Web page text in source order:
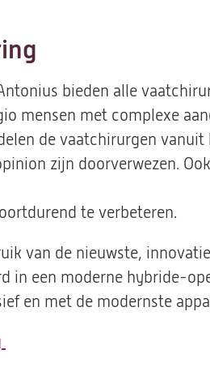
bieden alle
mensen met complexe
de vaatchirurgen
zijn doorverwezen.
te verbeteren.
van de nieuwste,
in een moderne hybride-
en met de modernste